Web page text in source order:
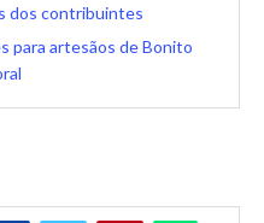
dos contribuintes
para artesãos de Bonito